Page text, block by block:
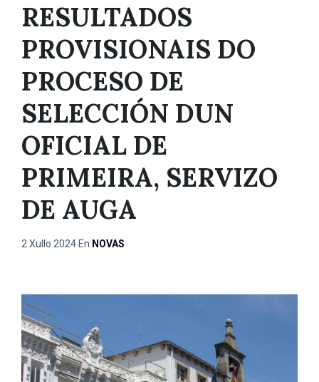
RESULTADOS
PROVISIONAIS DO
PROCESO DE
SELECCIÓN DUN
OFICIAL DE
PRIMEIRA, SERVIZO
DE AUGA
2 Xullo 2024 En NOVAS